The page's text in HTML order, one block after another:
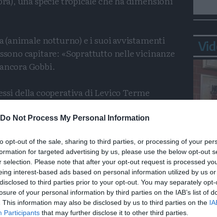
Do Not Process My Personal Information
opt-out of the sale, sharing to third parties, or processing of your
for targeted advertising by us, please use the below opt-out
selection. Please note that after your opt-out request is processed
interest-based ads based on personal information utilized by us
to third parties prior to your opt-out. You may separately
of your personal information by third parties on the IAB’s list of
This information may also be disclosed by us to third parties on the
Participants that may further disclose it to other third parties.
(animale notturno) e i suoi avvistamenti
capitare: «Soprattutto nelle vicinanze
Gobbi.
della cooperativa di Levico Terme
i Vigili del Fuoco. Un intervento
spiegano alla centrale del 115 di Trento -
di che animale si trattava per avvisare
del ritrovamento.
Condividi
TwitterCondividi
Mail